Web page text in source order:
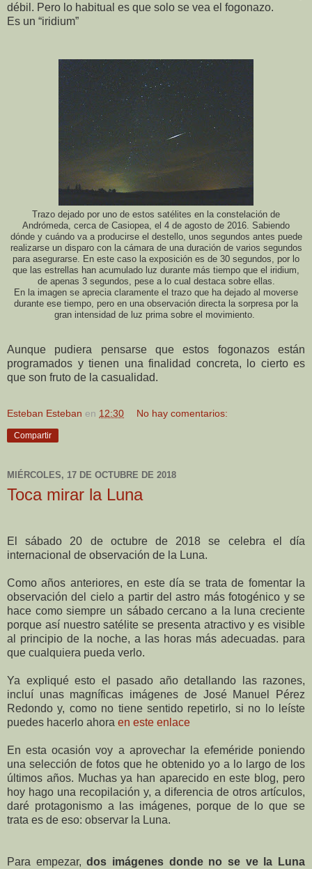
débil. Pero lo habitual es que solo se vea el fogonazo.
Es un “iridium”
Trazo dejado por uno de estos satélites en la constelación de
Andrómeda, cerca de Casiopea, el 4 de agosto de 2016. Sabiendo
dónde y cuándo va a producirse el destello, unos segundos antes puede
realizarse un disparo con la cámara de una duración de varios segundos
para asegurarse. En este caso la exposición es de 30 segundos, por lo
que las estrellas han acumulado luz durante más tiempo que el iridium,
de apenas 3 segundos, pese a lo cual destaca sobre ellas.
En la imagen se aprecia claramente el trazo que ha dejado al moverse
durante ese tiempo, pero en una observación directa la sorpresa por la
gran intensidad de luz prima sobre el movimiento.
Aunque pudiera pensarse que estos fogonazos están
programados y tienen una finalidad concreta, lo cierto es
que son fruto de la casualidad.
Esteban Esteban en 12:30 No hay comentarios:
Compartir
MIÉRCOLES, 17 DE OCTUBRE DE 2018
Toca mirar la Luna
El sábado 20 de octubre de 2018 se celebra el día
internacional de observación de la Luna.
Como años anteriores, en este día se trata de fomentar la
observación del cielo a partir del astro más fotogénico y se
hace como siempre un sábado cercano a la luna creciente
porque así nuestro satélite se presenta atractivo y es visible
al principio de la noche, a las horas más adecuadas. para
que cualquiera pueda verlo.
Ya expliqué esto el pasado año detallando las razones,
incluí unas magníficas imágenes de José Manuel Pérez
Redondo y, como no tiene sentido repetirlo, si no lo leíste
puedes hacerlo ahora en este enlace
En esta ocasión voy a aprovechar la efeméride poniendo
una selección de fotos que he obtenido yo a lo largo de los
últimos años. Muchas ya han aparecido en este blog, pero
hoy hago una recopilación y, a diferencia de otros artículos,
daré protagonismo a las imágenes, porque de lo que se
trata es de eso: observar la Luna.
Para empezar,dos imágenes donde no se ve la Luna